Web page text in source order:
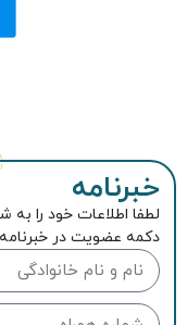
خبرنامه
لطفا اطلاعات خود را
دکمه عضویت در خبرنامه